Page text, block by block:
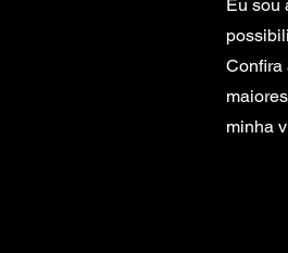
Eu sou
Confira
minha